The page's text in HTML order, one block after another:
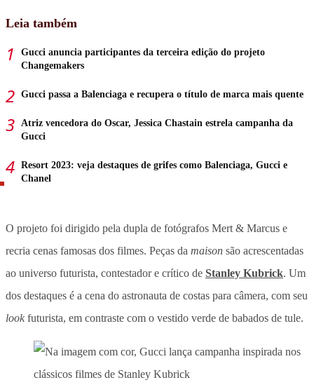
Leia também
Gucci anuncia participantes da terceira edição do projeto
Changemakers
Gucci passa a Balenciaga e recupera o título de marca mais quente
Atriz vencedora do Oscar, Jessica Chastain estrela campanha da
Gucci
Resort 2023: veja destaques de grifes como Balenciaga, Gucci e
Chanel
O projeto foi dirigido pela dupla de fotógrafos Mert & Marcus e
recria cenas famosas dos filmes. Peças da maison são acrescentadas
ao universo futurista, contestador e crítico de Stanley Kubrick. Um
dos destaques é a cena do astronauta de costas para câmera, com seu
look futurista, em contraste com o vestido verde de babados de tule.